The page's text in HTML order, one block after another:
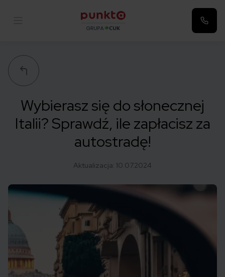
Wybierasz się do słonecznej
Italii? Sprawdź, ile zapłacisz za
autostradę!
Aktualizacja: 10.07.2024